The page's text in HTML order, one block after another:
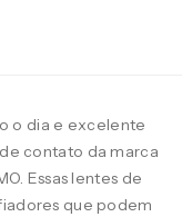
o dia e excelente
contato da marca
Essas lentes de
que podem